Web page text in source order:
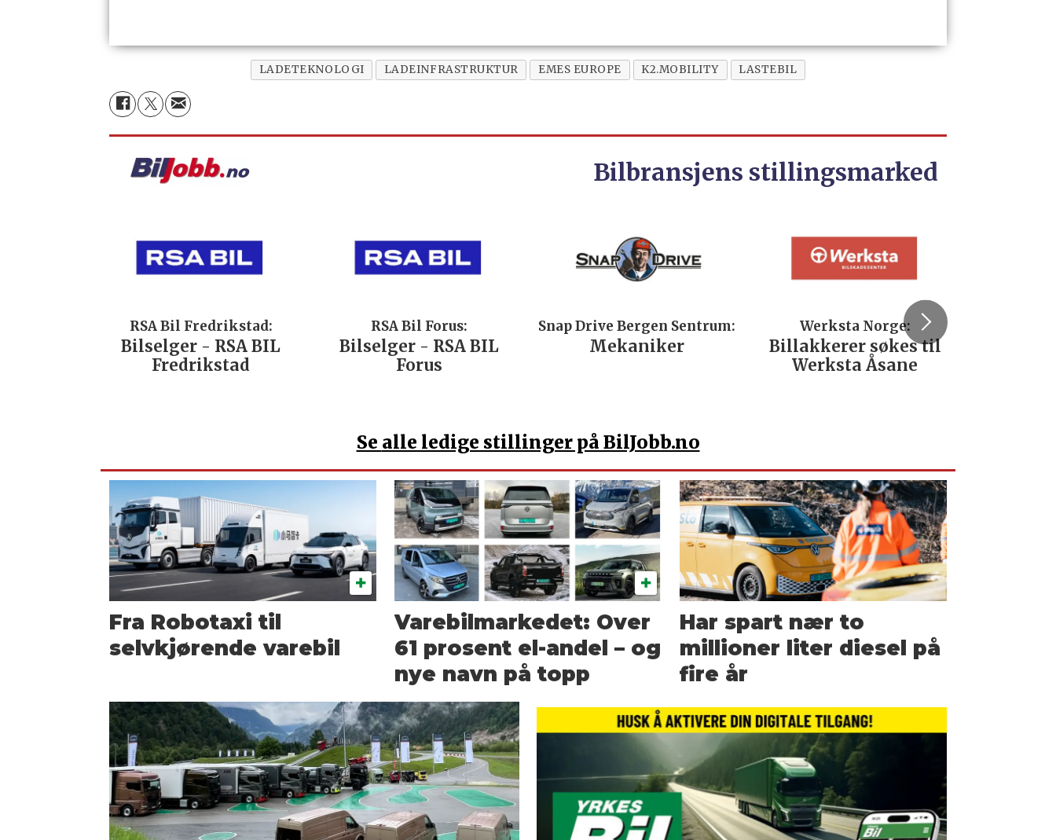
LADETEKNOLOGI LADEINFRASTRUKTUR EMES EUROPE K2.MOBILITY LASTEBIL
Bilbransjens stillingsmarked
RSA Bil Fredrikstad:
Bilselger - RSA BIL
Fredrikstad
RSA Bil Forus:
Bilselger - RSA BIL
Forus
Snap Drive Bergen Sentrum:
Mekaniker
Werksta Norge:
Billakkerer søkes til
Werksta Åsane
Se alle ledige stillinger på BilJobb.no
Fra Robotaxi til
selvkjørende varebil
Varebilmarkedet: Over
61 prosent el-andel – og
nye navn på topp
Har spart nær to
millioner liter diesel på
fire år